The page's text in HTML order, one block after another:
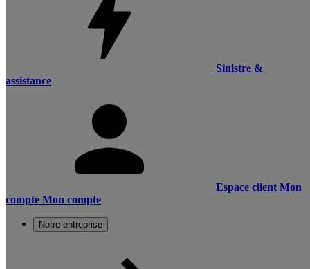
Sinistre &
assistance
Espace client Mon
compte Mon compte
Notre entreprise